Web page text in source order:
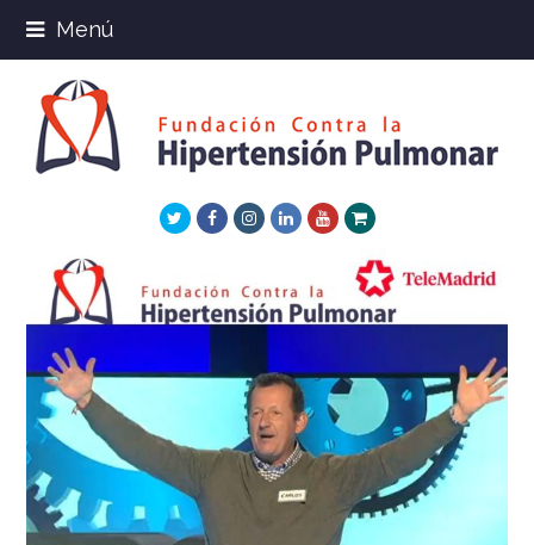
Menú
TwitterFacebookInstagram
LinkedInYoutube
Xing